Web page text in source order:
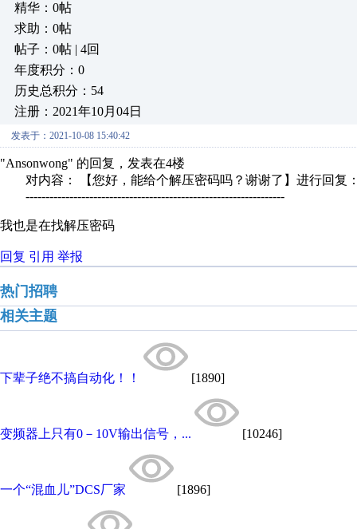
精华：0帖
求助：0帖
帖子：0帖 | 4回
年度积分：0
历史总积分：54
注册：2021年10月04日
发表于：2021-10-08 15:40:42
"Ansonwong" 的回复，发表在4楼
对内容： 【您好，能给个解压密码吗？谢谢了】进行回复
-----------------------------------------------------------------
我也是在找解压密码
回复 引用 举报
热门招聘
相关主题
下辈子绝不搞自动化！！ [1890]
变频器上只有0－10V输出信号，... [10246]
一个“混血儿”DCS厂家 [1896]